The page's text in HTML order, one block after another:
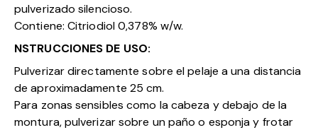
pulverizado silencioso.
Contiene: Citriodiol 0,378% w/w.
NSTRUCCIONES DE USO:
Pulverizar directamente sobre el pelaje a una distancia
de aproximadamente 25 cm.
Para zonas sensibles como la cabeza y debajo de la
montura, pulverizar sobre un paño o esponja y frotar